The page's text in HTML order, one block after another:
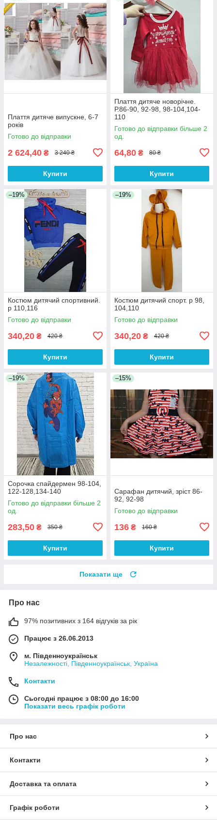
Плаття дитяче випускне, 6-7
років
Готово до відправки
2 624,40 ₴ 3 240 ₴
Купити
Плаття дитяче новорічне.
Р.86-90, 92-98, 98-104,104-
110
Готово до відправки більше 2
од.
64,80 ₴ 80 ₴
Купити
–19%
Костюм дитячий спортивний.
р 110,116
Готово до відправки
340,20 ₴ 420 ₴
Купити
–19%
Костюм дитячий спорт. р 98,
104,110
Готово до відправки
340,20 ₴ 420 ₴
Купити
–19%
Сорочка спайдермен 98-104,
122-128,134-140
Готово до відправки більше 2
од.
283,50 ₴ 350 ₴
Купити
–15%
Сарафан дитячий, зріст 86-
92, 92-98
Готово до відправки
136 ₴ 160 ₴
Купити
Показати ще
Про нас
97% позитивних з 164 відгуків за рік
Працює з 26.06.2013
м. Південноукраїнськ
Незалежності, Південноукраїнськ, Україна
Контакти
Сьогодні працює з 08:00 до 16:00
Показати весь графік роботи
Про нас
Контакти
Доставка та оплата
Графік роботи